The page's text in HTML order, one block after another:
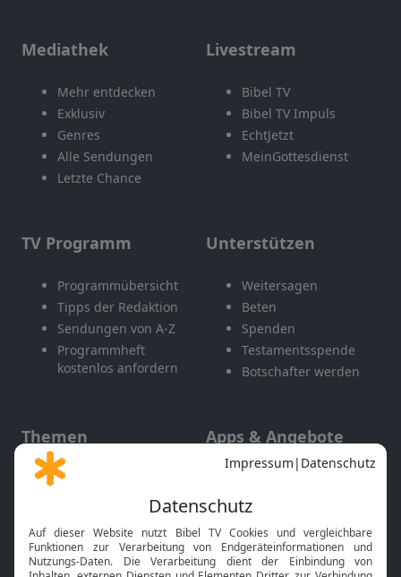
Mediathek
Mehr entdecken
Exklusiv
Genres
Alle Sendungen
Letzte Chance
Livestream
Bibel TV
Bibel TV Impuls
EchtJetzt
MeinGottesdienst
TV Programm
Programmübersicht
Tipps der Redaktion
Sendungen von A-Z
Programmheft
kostenlos anfordern
Unterstützen
Weitersagen
Beten
Spenden
Testamentsspende
Botschafter werden
Themen
Gott und Bibel erklärt
Neuigkeiten
Apps & Angebote
Mobile App
Smart TV
HbbTV